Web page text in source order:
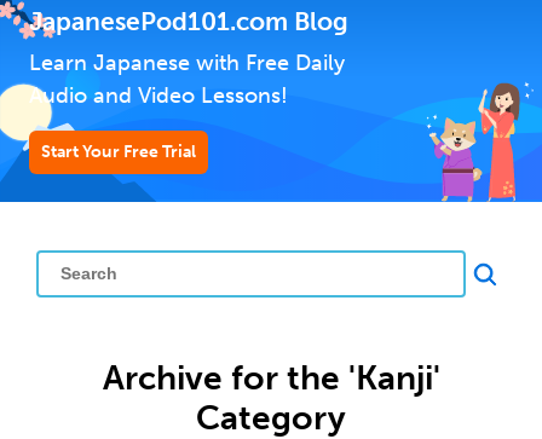
JapanesePod101.com Blog
Learn Japanese with Free Daily
Audio and Video Lessons!
Start Your Free Trial
Archive for the 'Kanji'
Category